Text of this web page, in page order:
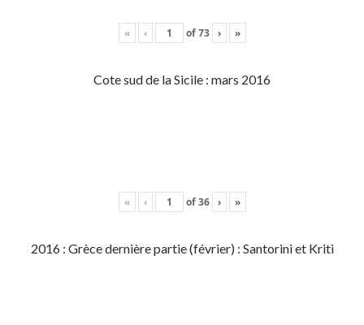
« ‹ of73 › »
Cote sud de la Sicile : mars 2016
« ‹ of36 › »
2016 : Grèce dernière partie (février) : Santorini et Kriti